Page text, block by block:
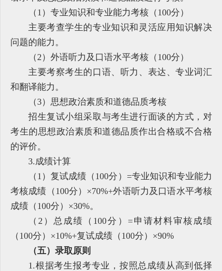
（1）专业知识和专业能力考核（100分）
主要考查学生的专业知识和灵活应用知识解决
问题的能力。
（2）外语听力及口语水平考核（100分）
主要考察考生的口语、听力、表达、专业词汇
和翻译能力。
（3）思想政治素质和道德品质考核
招生复试小组采取与考生进行面谈的方式，对
考生的思想政治素质和道德品质作出合格或不合格
的评价。
3.成绩计算
（1）复试成绩（100分）=专业知识和专业能力
考核成绩（100分）×70%+外语听力及口语水平考核
成绩（100分）×30%。
（2）总成绩（100分）=申请材料审核成绩
（100分）×10%+复试成绩（100分）×90%
（五）录取原则
1.根据考生报考专业，按照总成绩从高到低择